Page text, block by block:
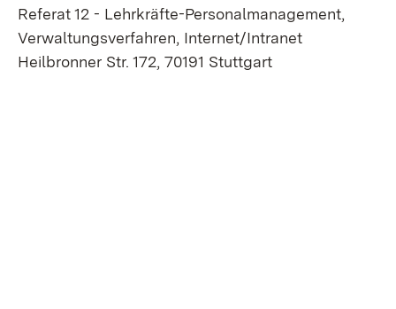
Referat 12 - Lehrkräfte-Personalmanagement,
Verwaltungsverfahren, Internet/Intranet
Heilbronner Str. 172, 70191 Stuttgart